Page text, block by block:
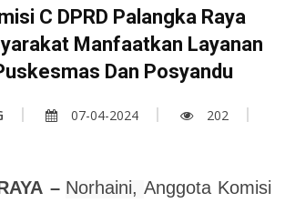
C DPRD Palangka Raya
Manfaatkan Layanan
Dan Posyandu
07-04-2024
202
– Norhaini, Anggota Komisi